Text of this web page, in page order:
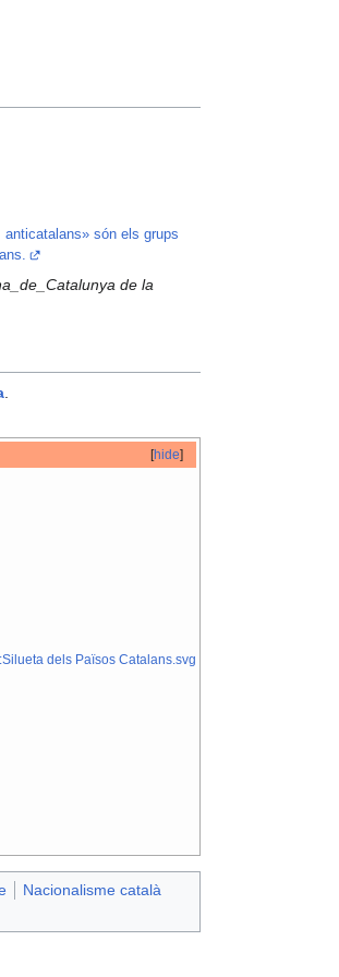
són els grups
de la
.
[hide]
dels Països Catalans.svg
Nacionalisme català